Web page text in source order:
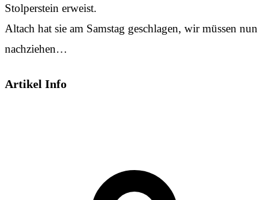
Stolperstein erweist.
Altach hat sie am Samstag geschlagen, wir müssen nun
nachziehen…
Artikel Info